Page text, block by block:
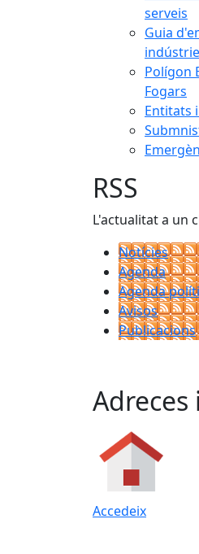
serveis
Guia
Polígon
Fogars
Entitats
RSS
L'actualitat a un
Notícies
Agenda
Agenda
Avisos
Publicacions
Accedeix